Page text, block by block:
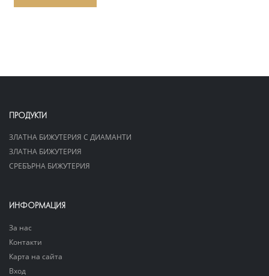
ПРОДУКТИ
ЗЛАТНА БИЖУТЕРИЯ С ДИАМАНТИ
ЗЛАТНА БИЖУТЕРИЯ
СРЕБЪРНА БИЖУТЕРИЯ
ИНФОРМАЦИЯ
За нас
Контакти
Карта на сайта
Вход